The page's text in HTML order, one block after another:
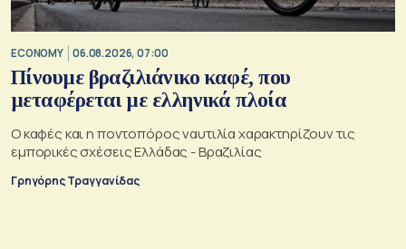
ECONOMY 06.08.2026, 07:00
Πίνουμε βραζιλιάνικο καφέ, που
μεταφέρεται με ελληνικά πλοία
Ο καφές και η ποντοπόρος ναυτιλία χαρακτηρίζουν τις
εμπορικές σχέσεις Ελλάδας - Βραζιλίας
Γρηγόρης Τραγγανίδας